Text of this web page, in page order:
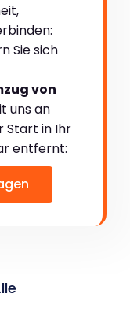
Sie sich
von
uns an
Start in Ihr
entfernt: